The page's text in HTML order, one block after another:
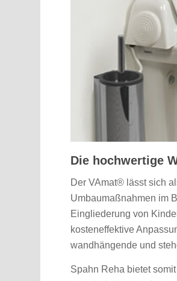
Die hochwertige
Der VAmat® lässt sich
Umbaumaßnahmen im
Eingliederung von
kosteneffektive
wandhängende und
Spahn Reha bietet